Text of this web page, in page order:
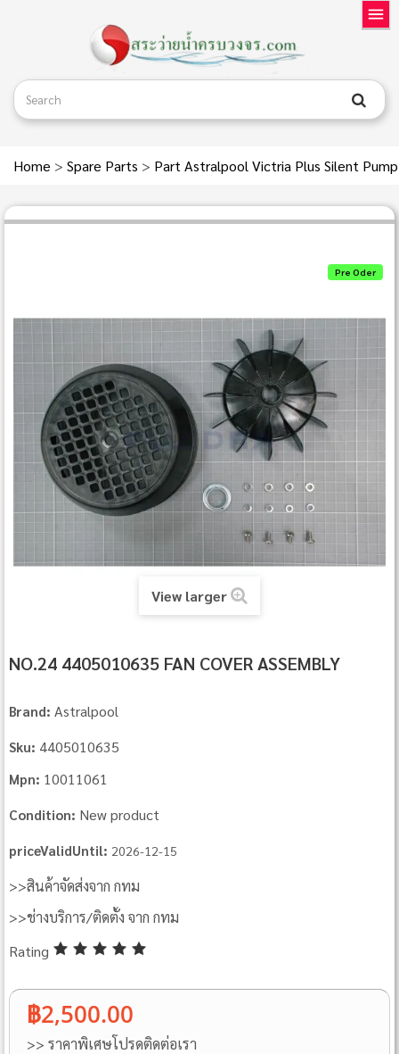
Home > Spare Parts > Part Astralpool Victria Plus Silent
Pre Oder
View larger
NO.24 4405010635 FAN COVER ASSEMBLY
Brand: Astralpool
Sku: 4405010635
Mpn: 10011061
Condition: New product
priceValidUntil: 2026-12-15
>>สินค้าจัดส่งจาก กทม
>>ช่างบริการ/ติดตั้ง จาก กทม
Rating
฿2,500.00
>> ราคาพิเศษโปรดติดต่อเรา